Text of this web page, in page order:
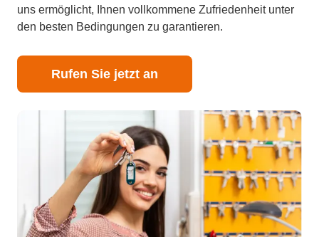
uns ermöglicht, Ihnen vollkommene Zufriedenheit unter
den besten Bedingungen zu garantieren.
Rufen Sie jetzt an